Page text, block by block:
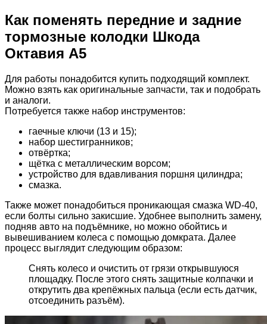
Как поменять передние и задние
тормозные колодки Шкода
Октавия А5
Для работы понадобится купить подходящий комплект.
Можно взять как оригинальные запчасти, так и подобрать
и аналоги.
Потребуется также набор инструментов:
гаечные ключи (13 и 15);
набор шестигранников;
отвёртка;
щётка с металлическим ворсом;
устройство для вдавливания поршня цилиндра;
смазка.
Также может понадобиться проникающая смазка WD-40,
если болты сильно закисшие. Удобнее выполнить замену,
подняв авто на подъёмнике, но можно обойтись и
вывешиванием колеса с помощью домкрата. Далее
процесс выглядит следующим образом:
Снять колесо и очистить от грязи открывшуюся
площадку. После этого снять защитные колпачки и
открутить два крепёжных пальца (если есть датчик,
отсоединить разъём).